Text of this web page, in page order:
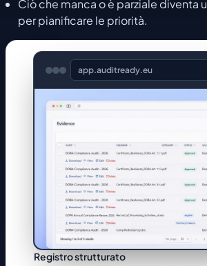
Ciò che manca o è parziale diventa
per pianificare le priorità.
app.auditready.eu
Registro strutturato